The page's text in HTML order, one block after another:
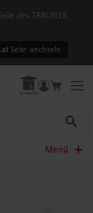
des TRAUNER
.at Seite wechseln
Menü